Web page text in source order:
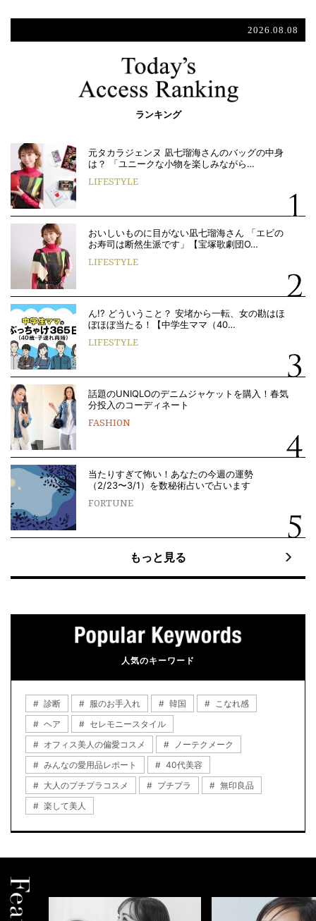
2026.08.08
ランキング
元タカラジェンヌ 凪七瑠海さんのバッグの中身
は？ 「ユニークな小物を楽しみながら…
LIFESTYLE
おいしいものに目がない凪七瑠海さん 「エビの
お寿司は断然生派です」【宝塚歌劇団O…
LIFESTYLE
ん!? どういうこと？ 安堵から一転、女の勘はほ
ぼほぼ当たる！【中学生ママ（40…
LIFESTYLE
話題のUNIQLOのデニムジャケットを購入！春気
分投入のコーディネート
FASHION
当たりすぎて怖い！あなたの今週の運勢
（2/23〜3/1）を数秘術占いで占います
FORTUNE
もっと見る
人気のキーワード
診断 服のお手入れ 韓国
こなれ感
ヘア
セレモニースタイル
オフィス美人の偏愛コスメ
ノーテクメーク
みんなの愛用品レポート
40代美容
大人のプチプラコスメ
プチプラ
無印良品
楽して美人